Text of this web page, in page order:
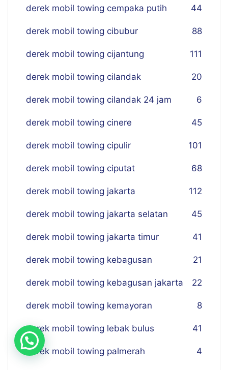
derek mobil towing cempaka putih 44
derek mobil towing cibubur 88
derek mobil towing cijantung 111
derek mobil towing cilandak 20
derek mobil towing cilandak 24 jam 6
derek mobil towing cinere 45
derek mobil towing cipulir 101
derek mobil towing ciputat 68
derek mobil towing jakarta 112
derek mobil towing jakarta selatan 45
derek mobil towing jakarta timur 41
derek mobil towing kebagusan 21
derek mobil towing kebagusan jakarta 22
derek mobil towing kemayoran 8
derek mobil towing lebak bulus 41
derek mobil towing palmerah 4